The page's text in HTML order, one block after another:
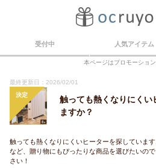
受付中 人気アイテム
本ページはプロモーショ
最終更新日：2026/02/01
決定
触っても熱くなりにくい
ますか？
触っても熱くなりにくいヒーターを探していま
など、贈り物にもぴったりな商品を選びたいの
さい！